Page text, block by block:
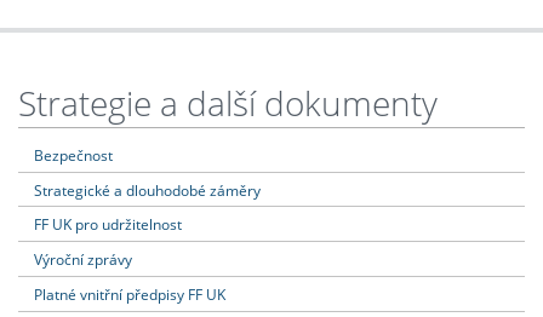
Strategie a další dokumenty
Bezpečnost
Strategické a dlouhodobé záměry
FF UK pro udržitelnost
Výroční zprávy
Platné vnitřní předpisy FF UK